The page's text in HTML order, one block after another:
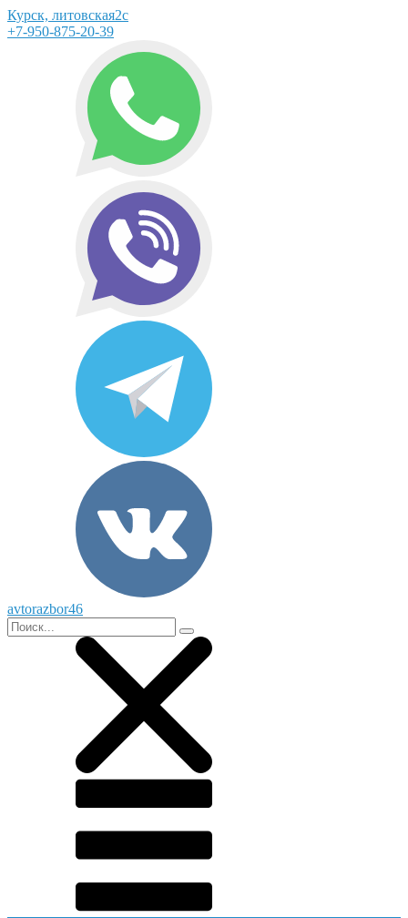
Курск, литовская2с
+7-950-875-20-39
avtorazbor46